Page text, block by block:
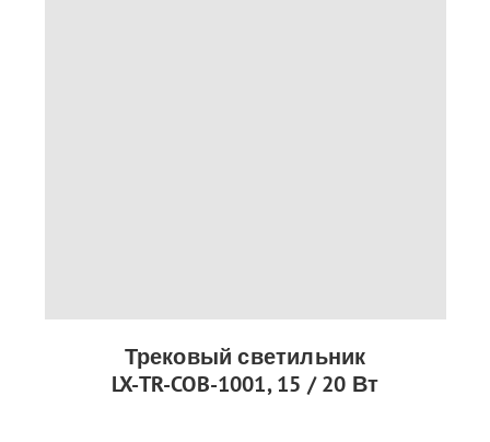
Трековый светильник
LX-TR-COB-1001, 15 / 20 Вт